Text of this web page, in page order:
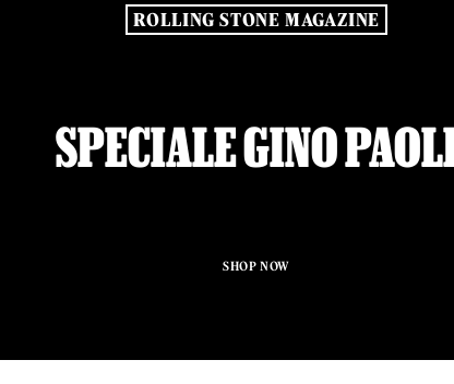
ROLLING STONE MAGAZINE
SPECIALE GINO
SHOP NOW